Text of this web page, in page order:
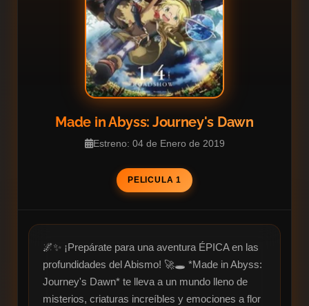
Made in Abyss: Journey's Dawn
Estreno: 04 de Enero de 2019
PELICULA 1
🌌✨ ¡Prepárate para una aventura ÉPICA en las
profundidades del Abismo! 🚀🕳️ *Made in Abyss:
Journey's Dawn* te lleva a un mundo lleno de
misterios, criaturas increíbles y emociones a flor